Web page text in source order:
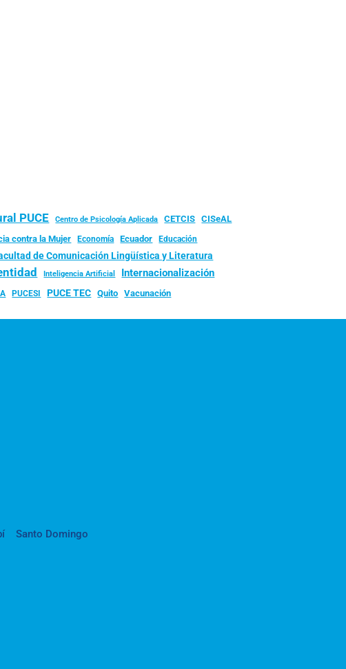
PUCE Centro de Psicología Aplicada CETCIS CISeAL
contra la Mujer Economía Ecuador
Educación
de Comunicación Lingüística y Literatura
Inteligencia Artificial Internacionalización
PUCESI PUCE TEC Quito Vacunación
Santo Domingo